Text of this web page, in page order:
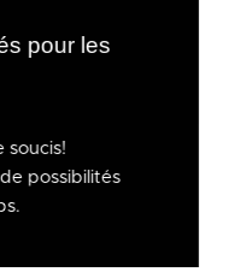
pour les
soucis!
possibilités